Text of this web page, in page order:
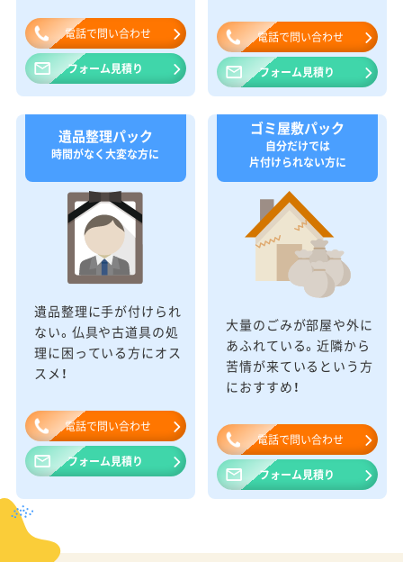
電話で問い合わせ
フォーム見積り
電話で問い合わせ
フォーム見積り
遺品整理パック
時間がなく大変な方に
遺品整理に手が付けられ
ない。仏具や古道具の処
理に困っている方にオス
スメ！
電話で問い合わせ
フォーム見積り
ゴミ屋敷パック
自分だけでは
片付けられない方に
大量のごみが部屋や外に
あふれている。近隣から
苦情が来ているという方
におすすめ！
電話で問い合わせ
フォーム見積り